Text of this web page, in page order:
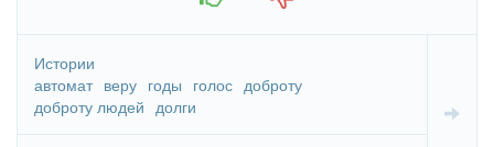
Истории
автомат веру годы голос доброту
доброту людей долги